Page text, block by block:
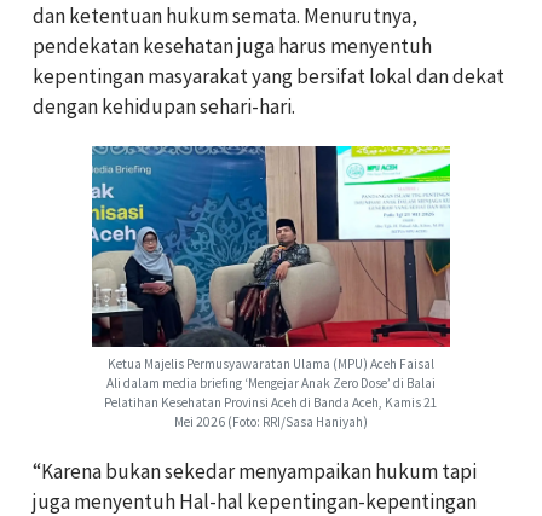
dan ketentuan hukum semata. Menurutnya,
pendekatan kesehatan juga harus menyentuh
kepentingan masyarakat yang bersifat lokal dan dekat
dengan kehidupan sehari-hari.
Ketua Majelis Permusyawaratan Ulama (MPU) Aceh Faisal
Ali dalam media briefing ‘Mengejar Anak Zero Dose’ di Balai
Pelatihan Kesehatan Provinsi Aceh di Banda Aceh, Kamis 21
Mei 2026 (Foto: RRI/Sasa Haniyah)
“Karena bukan sekedar menyampaikan hukum tapi
juga menyentuh Hal-hal kepentingan-kepentingan